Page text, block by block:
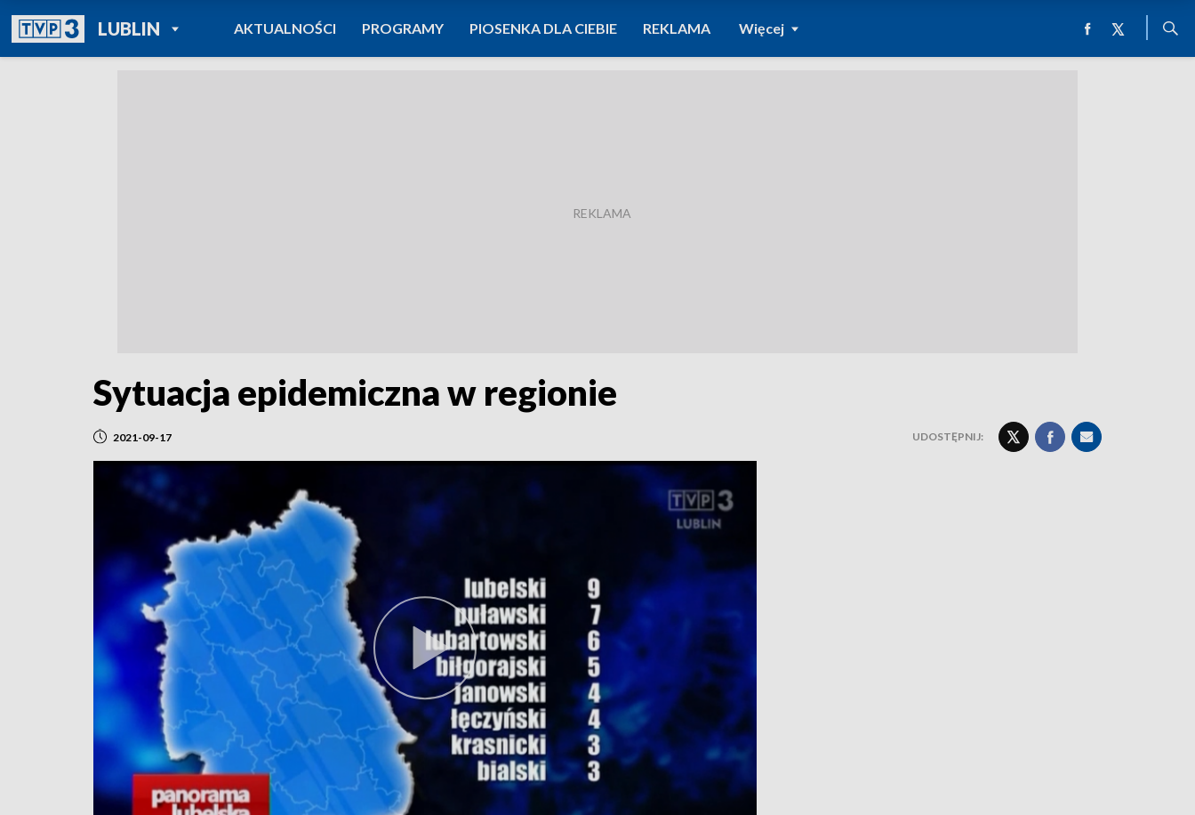
LUBLINPOWRÓT DO
TVP REGIONY
AKTUALNOŚCI PROGRAMY PIOSENKA DLA CIEBIE REKLAMA Więcej
Sytuacja epidemiczna w regionie
2021-09-17 UDOSTĘPNIJ: